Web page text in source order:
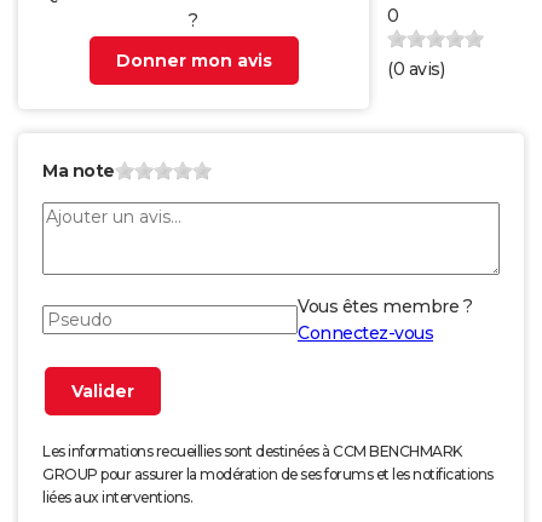
?
Donner mon avis
0
(0 avis)
Ma note
Vous êtes membre ?
Connectez-vous
Les informations recueillies sont destinées à CCM BENCHMARK
GROUP pour assurer la modération de ses forums et les notifications
liées aux interventions.